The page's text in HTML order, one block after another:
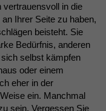
vertrauensvoll in die
Ihrer Seite zu haben,
beisteht. Sie
Bedürfnis, anderen
selbst kämpfen
oder einem
eher in der
ein. Manchmal
sein. Vergessen Sie